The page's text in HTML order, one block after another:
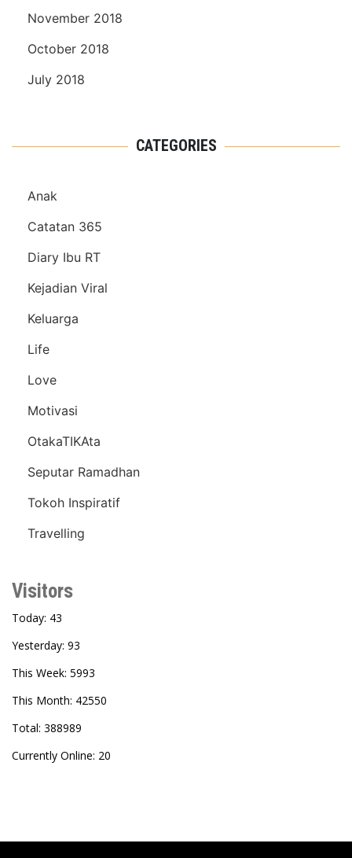
November 2018
October 2018
July 2018
CATEGORIES
Anak
Catatan 365
Diary Ibu RT
Kejadian Viral
Keluarga
Life
Love
Motivasi
OtakaTIKAta
Seputar Ramadhan
Tokoh Inspiratif
Travelling
Visitors
Today: 43
Yesterday: 93
This Week: 5993
This Month: 42550
Total: 388989
Currently Online: 20